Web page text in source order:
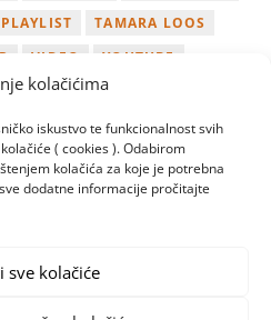
kolačićima
iskustvo te funkcionalnost svih
( cookies ). Odabirom
kolačića za koje je potrebna
dodatne informacije pročitajte
sve kolačiće
PLAYLIST
TAMARA LOOS
VIDEO
YOUTUBE